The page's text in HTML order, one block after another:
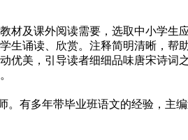
及课外阅读需要，选取中小学生
生诵读、欣赏。注释简明清晰，
优美，引导读者细细品味唐宋诗
多年带毕业班语文的经验，主